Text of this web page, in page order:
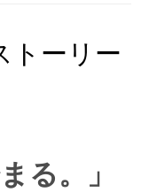
トーリー
る。」